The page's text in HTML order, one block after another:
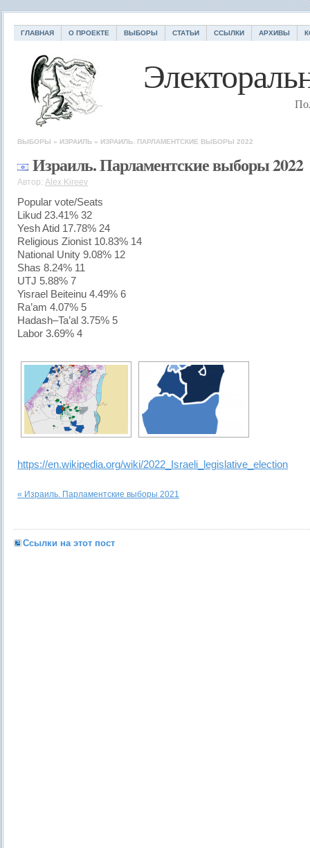
ГЛАВНАЯ О ПРОЕКТЕ ВЫБОРЫ СТАТЬИ ССЫЛКИ АРХИВЫ
ВЫБОРЫ » ИЗРАИЛЬ » ИЗРАИЛЬ. ПАРЛАМЕНТСКИЕ ВЫБОРЫ 2022
Израиль. Парламентские выборы 2022
Автор: Alex Kireev
Popular vote/Seats
Likud 23.41% 32
Yesh Atid 17.78% 24
Religious Zionist 10.83% 14
National Unity 9.08% 12
Shas 8.24% 11
UTJ 5.88% 7
Yisrael Beiteinu 4.49% 6
Ra’am 4.07% 5
Hadash–Ta’al 3.75% 5
Labor 3.69% 4
https://en.wikipedia.org/wiki/2022_Israeli_legislative_election
« Израиль. Парламентские выборы 2021
Ссылки на этот пост